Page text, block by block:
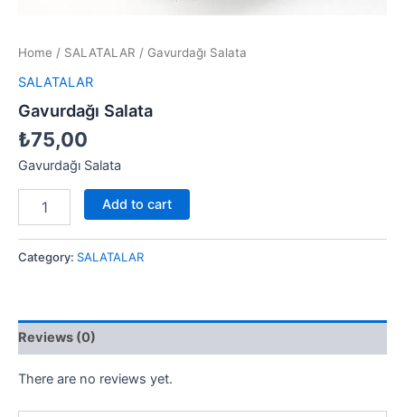
Home / SALATALAR / Gavurdağı Salata
SALATALAR
Gavurdağı Salata
₺75,00
Gavurdağı Salata
Add to cart
Category: SALATALAR
Reviews (0)
There are no reviews yet.